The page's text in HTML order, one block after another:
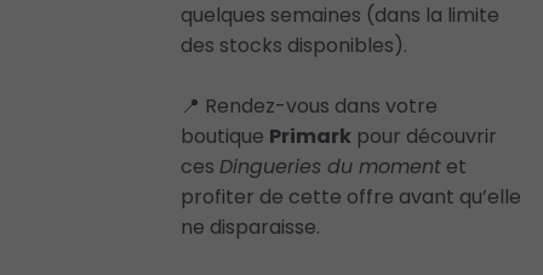
quelques semaines (dans la limite
des stocks disponibles).
📍 Rendez-vous dans votre
boutique Primark pour découvrir
ces Dingueries du moment et
profiter de cette offre avant qu’elle
ne disparaisse.